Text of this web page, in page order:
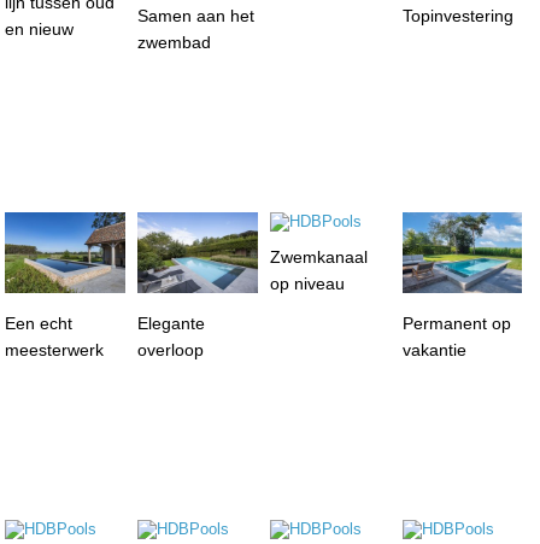
en nieuw
Samen aan het
zwembad
Topinvestering
Een echt
meesterwerk
Elegante
overloop
Zwemkanaal
op niveau
Permanent op
vakantie